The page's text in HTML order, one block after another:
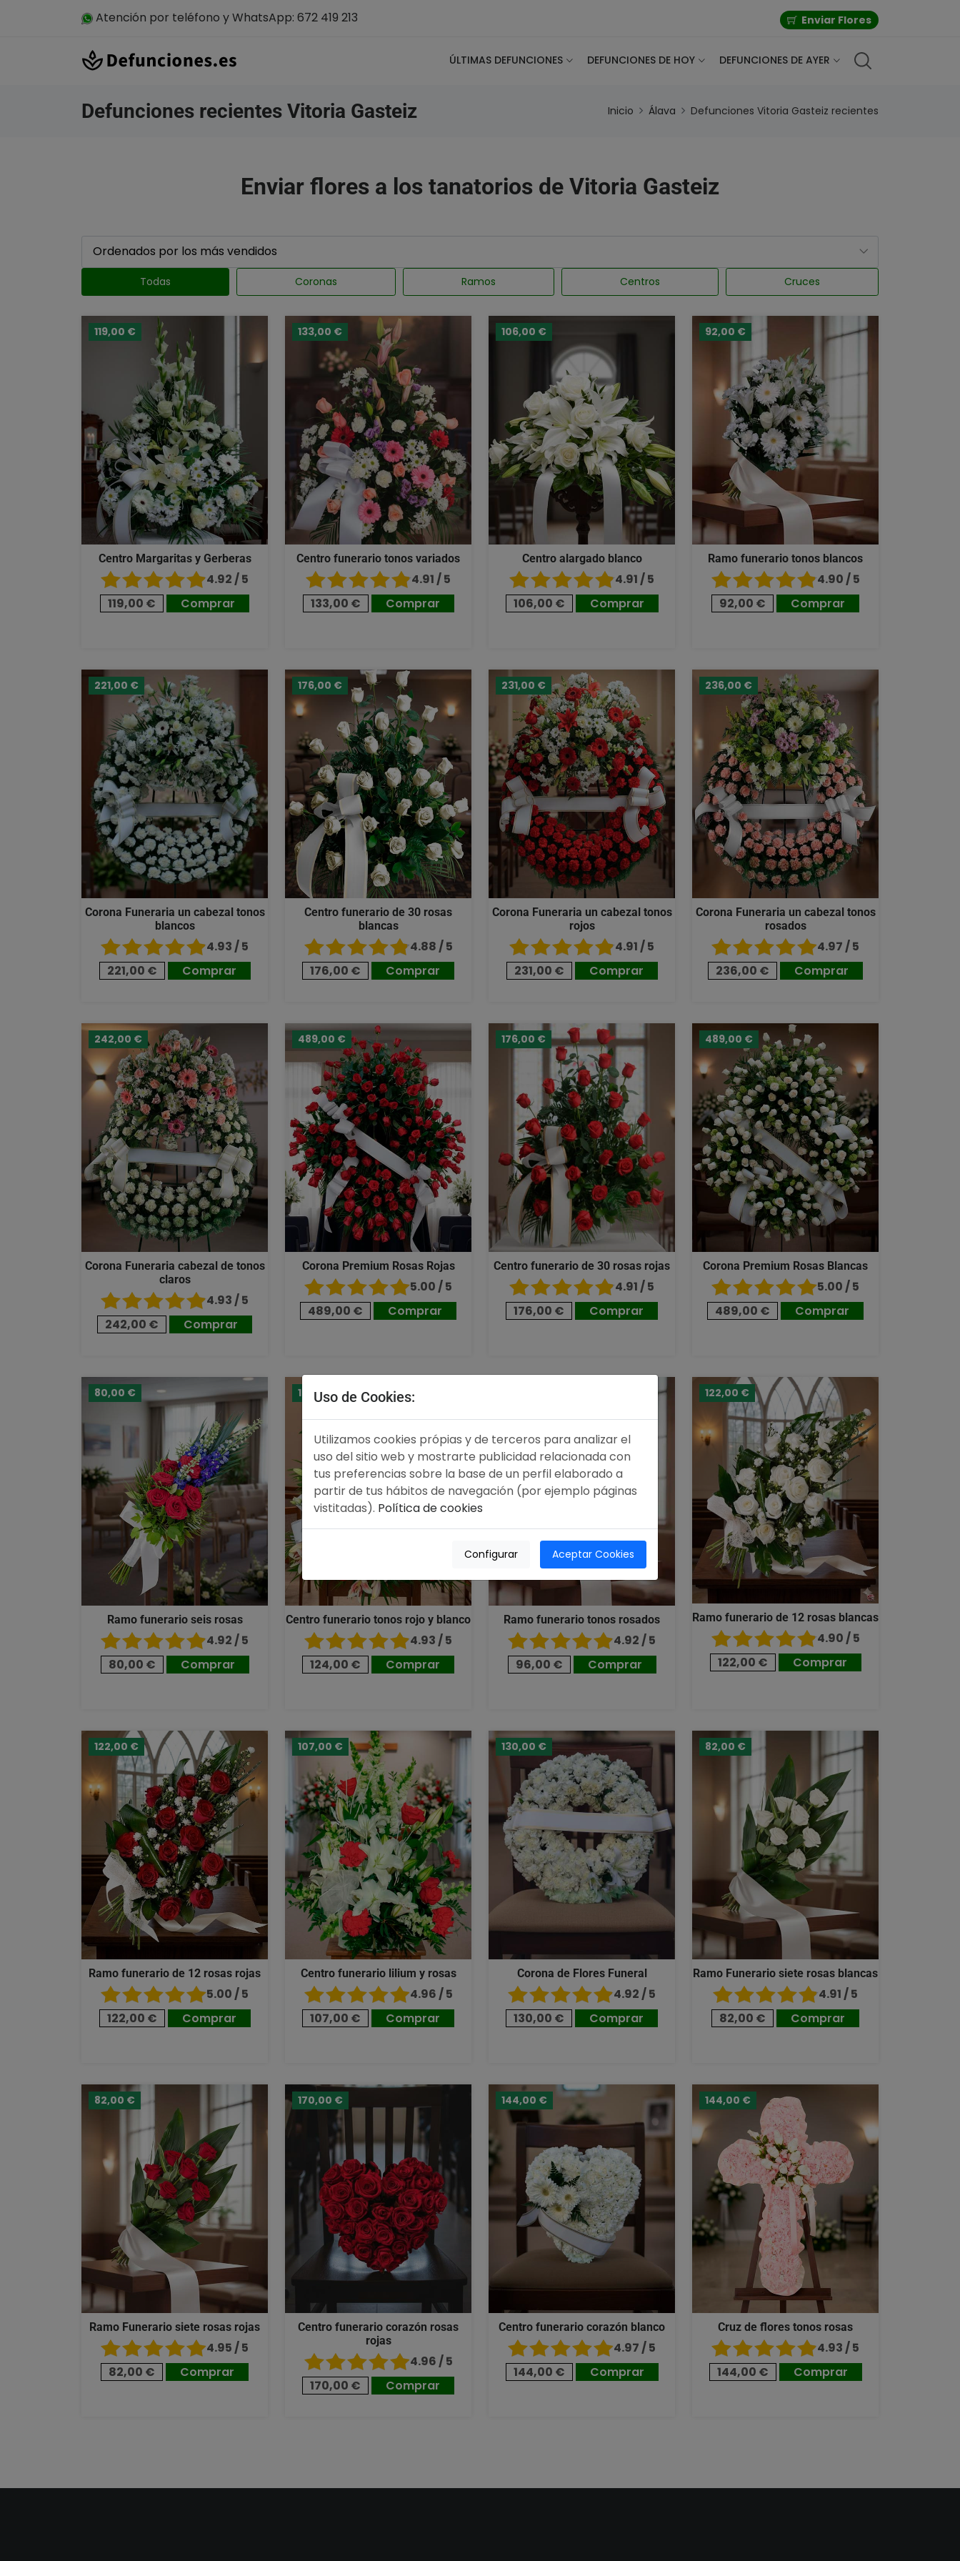
Atención por teléfono y WhatsApp: 672 419 213 Enviar Flores
ÚLTIMAS DEFUNCIONES DEFUNCIONES DE HOY DEFUNCIONES DE AYER
Defunciones recientes Vitoria Gasteiz Inicio Álava Defunciones Vitoria Gasteiz recientes
Enviar flores a los tanatorios de Vitoria Gasteiz
Todas Coronas Ramos Centros Cruces
119,00 €
Centro Margaritas y Gerberas
4.92 / 5
119,00 €
Comprar
133,00 €
Centro funerario tonos variados
4.91 / 5
133,00 €
Comprar
106,00 €
Centro alargado blanco
4.91 / 5
106,00 €
Comprar
92,00 €
Ramo funerario tonos blancos
4.90 / 5
92,00 €
Comprar
221,00 €
Corona Funeraria un cabezal tonos
blancos
4.93 / 5
221,00 €
Comprar
176,00 €
Centro funerario de 30 rosas
blancas
4.88 / 5
176,00 €
Comprar
231,00 €
Corona Funeraria un cabezal tonos
rojos
4.91 / 5
231,00 €
Comprar
236,00 €
Corona Funeraria un cabezal tonos
rosados
4.97 / 5
236,00 €
Comprar
242,00 €
Corona Funeraria cabezal de tonos
claros
4.93 / 5
242,00 €
Comprar
489,00 €
Corona Premium Rosas Rojas
5.00 / 5
489,00 €
Comprar
176,00 €
Centro funerario de 30 rosas rojas
4.91 / 5
176,00 €
Comprar
489,00 €
Corona Premium Rosas Blancas
5.00 / 5
489,00 €
Comprar
80,00 €
Ramo funerario seis rosas
4.92 / 5
80,00 €
Comprar
124,00 €
Centro funerario tonos rojo y blanco
4.93 / 5
124,00 €
Comprar
Ramo funerario tonos rosados
4.92 / 5
96,00 €
Comprar
122,00 €
Ramo funerario de 12 rosas blancas
4.90 / 5
122,00 €
Comprar
122,00 €
Ramo funerario de 12 rosas rojas
5.00 / 5
122,00 €
Comprar
107,00 €
Centro funerario lilium y rosas
4.96 / 5
107,00 €
Comprar
130,00 €
Corona de Flores Funeral
4.92 / 5
130,00 €
Comprar
82,00 €
Ramo Funerario siete rosas blancas
4.91 / 5
82,00 €
Comprar
82,00 €
Ramo Funerario siete rosas rojas
4.95 / 5
82,00 €
Comprar
170,00 €
Centro funerario corazón rosas
rojas
4.96 / 5
170,00 €
Comprar
144,00 €
Centro funerario corazón blanco
4.97 / 5
144,00 €
Comprar
144,00 €
Cruz de flores tonos rosas
4.93 / 5
144,00 €
Comprar
Uso de Cookies:
Utilizamos cookies própias y de terceros para analizar el
uso del sitio web y mostrarte publicidad relacionada con
tus preferencias sobre la base de un perfil elaborado a
partir de tus hábitos de navegación (por ejemplo páginas
vistitadas). Política de cookies
Configurar Aceptar Cookies